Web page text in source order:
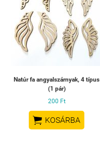
Natúr fa angyalszárnyak, 4 típus
(1 pár)
200 Ft
 KOSÁRBA